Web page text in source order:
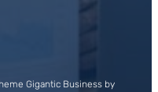
Gigantic Business by